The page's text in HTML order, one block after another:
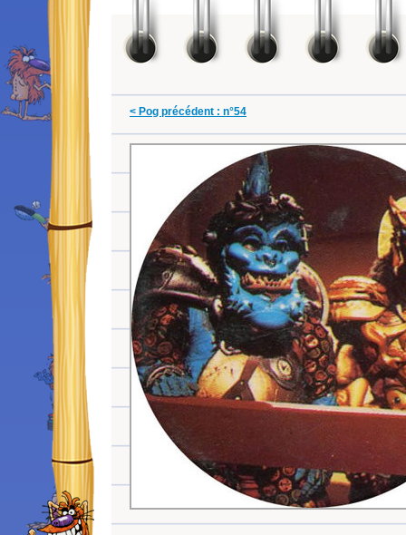
< Pog précédent : n°54